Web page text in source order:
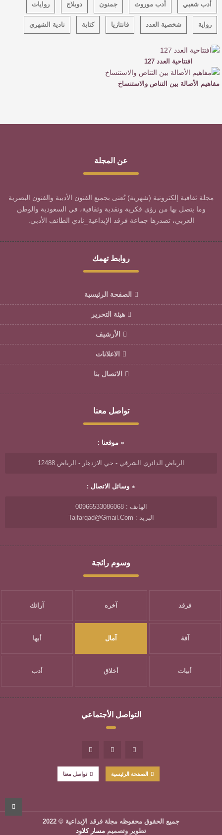
أدب شعبي أدب موروث جمنون دوبلاج روايات
رواية شخصية العدد فانتازيا كتابة نادية الشهري
افتتاحية العدد 127
مفاهيم الأصالة بين التناص والاستنساخ
عن المجلة
مجلة ثقافية إلكترونية (شهرية) تُعنى بجميع الفنون الأدبية والفنون البصرية
وما يتصل بها من رؤى فكرية ونقدية وثقافية، في السعودية والوطن
العربي، تصدرها جماعة فرقد الإبداعية_نادي الطائف الأدبي.
روابط تهمك
الصفحة الرئيسية
هيئة التحرير
الأرشيف
الاعلانات
الاتصال بنا
تواصل معنا
موقعنا :
الرياض الدائري الشرقي - حي الازدهار - الرياض 12488
وسائل الاتصال :
الهاتف : 00966533086068
البريد : Taifarqad@gmail.com
وسوم رائجة
فرقد آخره آرائك
آفة آمال أبها
أبيات أخلاق أدب
التواصل الأجتماعي
الصفحة الرئيسية تواصل معنا
جميع الحقوق محفوظه مجلة فرقد الإبداعية © 2022
تطوير وتصميم مسار كلاود